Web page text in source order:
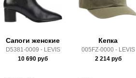
Сапоги женские
D5381-0009 - LEVIS
10 690 руб
Кепка
005FZ-0000 - LEVIS
2 214руб